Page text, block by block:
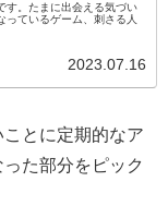
す。たまに出会える気づい
っているゲーム、刺さる人
2023.07.16
とに定期的なア
た部分をピック